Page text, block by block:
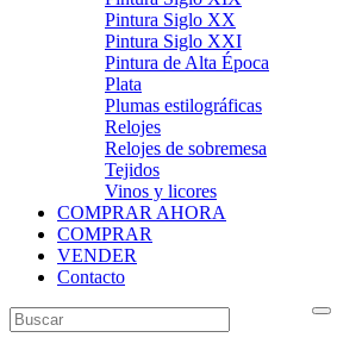
Pintura Siglo XX
Pintura Siglo XXI
Pintura de Alta Época
Plata
Plumas estilográficas
Relojes
Relojes de sobremesa
Tejidos
Vinos y licores
COMPRAR AHORA
COMPRAR
VENDER
Contacto